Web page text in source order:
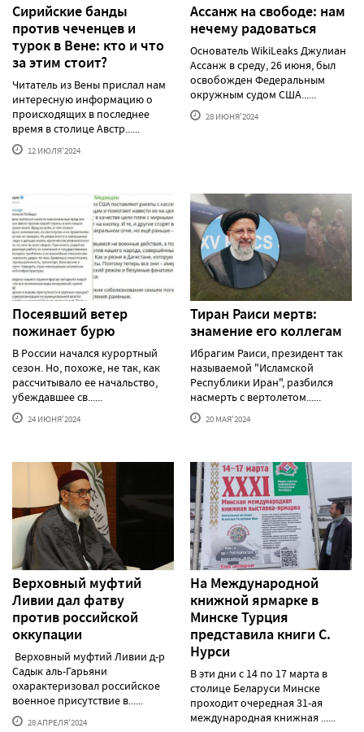
Сирийские банды
против чеченцев и
турок в Вене: кто и что
за этим стоит?
Читатель из Вены прислал нам
интересную информацию о
происходящих в последнее
время в столице Австр......
12 ИЮЛЯ'2024
Ассанж на свободе: нам
нечему радоваться
Основатель WikiLeaks Джулиан
Ассанж в среду, 26 июня, был
освобожден Федеральным
окружным судом США......
28 ИЮНЯ'2024
Посеявший ветер
пожинает бурю
В России начался курортный
сезон. Но, похоже, не так, как
рассчитывало ее начальство,
убеждавшее св......
24 ИЮНЯ'2024
Тиран Раиси мертв:
знамение его коллегам
Ибрагим Раиси, президент так
называемой "Исламской
Республики Иран", разбился
насмерть с вертолетом......
20 МАЯ'2024
Верховный муфтий
Ливии дал фатву
против российской
оккупации
Верховный муфтий Ливии д-р
Садык аль-Гарьяни
охарактеризовал российское
военное присутствие в......
28 АПРЕЛЯ'2024
На Международной
книжной ярмарке в
Минске Турция
представила книги С.
Нурси
В эти дни с 14 по 17 марта в
столице Беларуси Минске
проходит очередная 31-ая
международная книжная ......